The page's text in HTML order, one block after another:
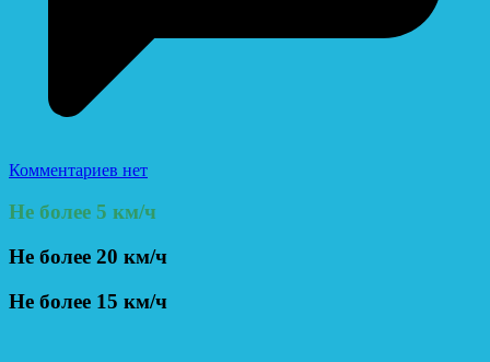
Комментариев нет
Не более 5 км/ч
Не более 20 км/ч
Не более 15 км/ч